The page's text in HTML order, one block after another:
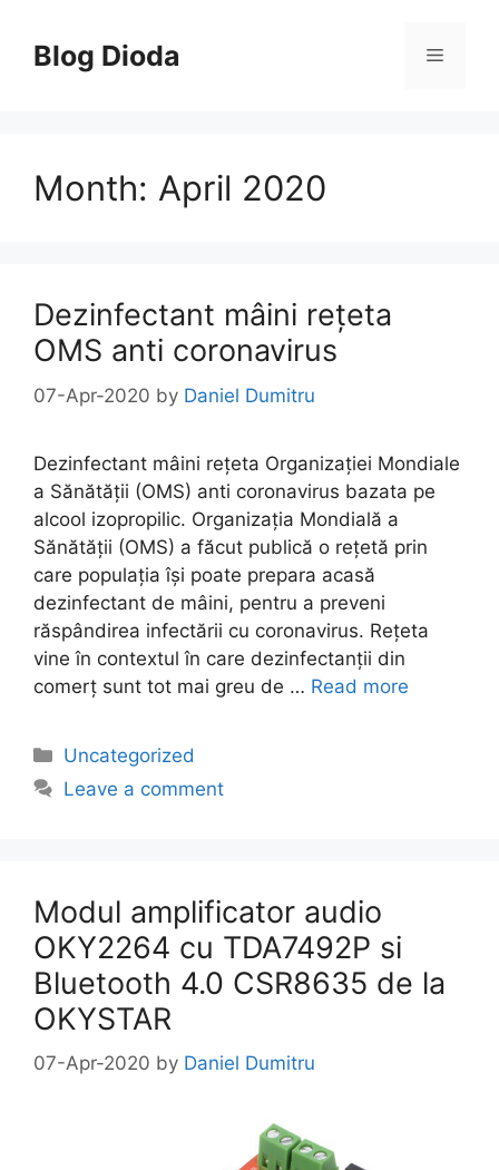
contentBlog Dioda Menu
Month: April 2020
Dezinfectant mâini rețeta
OMS anti coronavirus
07-Apr-2020 by Daniel Dumitru
Dezinfectant mâini rețeta Organizației Mondiale
a Sănătății (OMS) anti coronavirus bazata pe
alcool izopropilic. Organizația Mondială a
Sănătății (OMS) a făcut publică o rețetă prin
care populația își poate prepara acasă
dezinfectant de mâini, pentru a preveni
răspândirea infectării cu coronavirus. Rețeta
vine în contextul în care dezinfectanții din
comerț sunt tot mai greu de … Read more
Categories
Uncategorized
Leave a comment
Modul amplificator audio
OKY2264 cu TDA7492P si
Bluetooth 4.0 CSR8635 de la
OKYSTAR
07-Apr-2020 by Daniel Dumitru